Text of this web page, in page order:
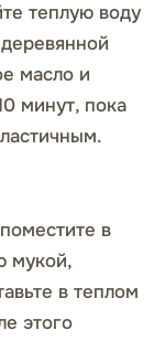
теплую воду
масло и
минут, пока
в
мукой,
в теплом
этого